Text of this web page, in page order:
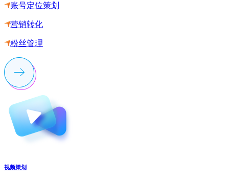
账号定位策划
营销转化
粉丝管理
视频策划